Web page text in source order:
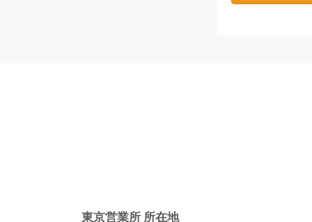
東京営業所 所在地